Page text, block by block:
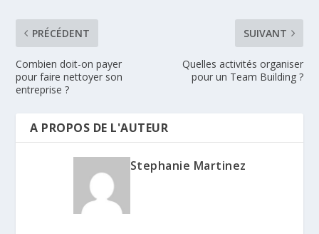
PRÉCÉDENT
Combien doit-on payer
pour faire nettoyer son
entreprise ?
SUIVANT
Quelles activités organiser
pour un Team Building ?
A PROPOS DE L'AUTEUR
Stephanie Martinez